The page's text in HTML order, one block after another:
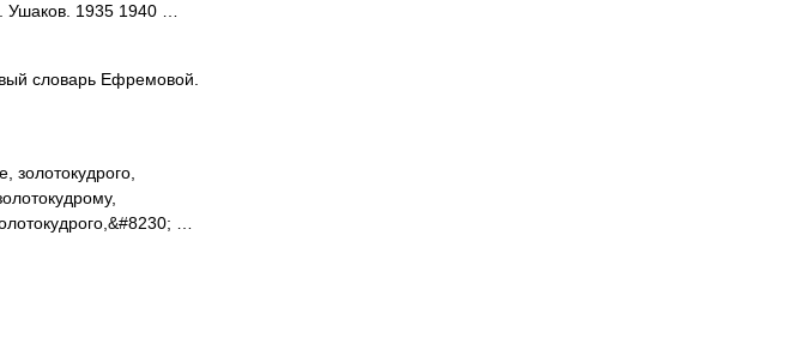
Ушаков. 1935 1940 …
словарь Ефремовой.
золотокудрого,
…